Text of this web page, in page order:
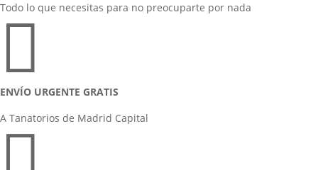
Todo lo que necesitas para no preocuparte por nada

ENVÍO URGENTE GRATIS
A Tanatorios de Madrid Capital